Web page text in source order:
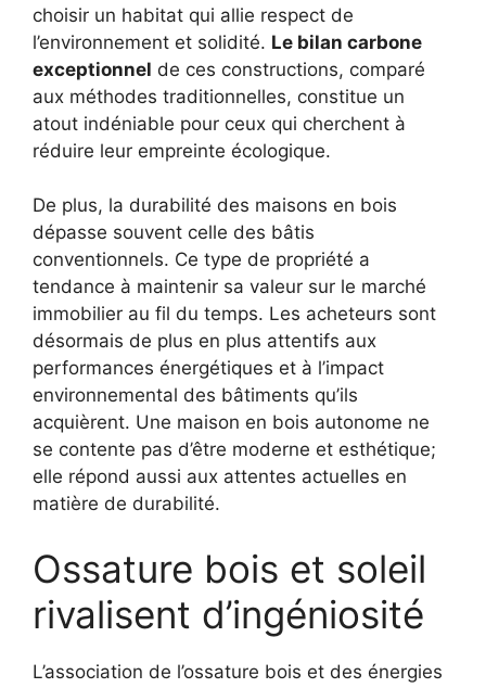
choisir un habitat qui allie respect de
l’environnement et solidité. Le bilan carbone
exceptionnel de ces constructions, comparé
aux méthodes traditionnelles, constitue un
atout indéniable pour ceux qui cherchent à
réduire leur empreinte écologique.
De plus, la durabilité des maisons en bois
dépasse souvent celle des bâtis
conventionnels. Ce type de propriété a
tendance à maintenir sa valeur sur le marché
immobilier au fil du temps. Les acheteurs sont
désormais de plus en plus attentifs aux
performances énergétiques et à l’impact
environnemental des bâtiments qu’ils
acquièrent. Une maison en bois autonome ne
se contente pas d’être moderne et esthétique;
elle répond aussi aux attentes actuelles en
matière de durabilité.
Ossature bois et soleil
rivalisent d’ingéniosité
L’association de l’ossature bois et des énergies